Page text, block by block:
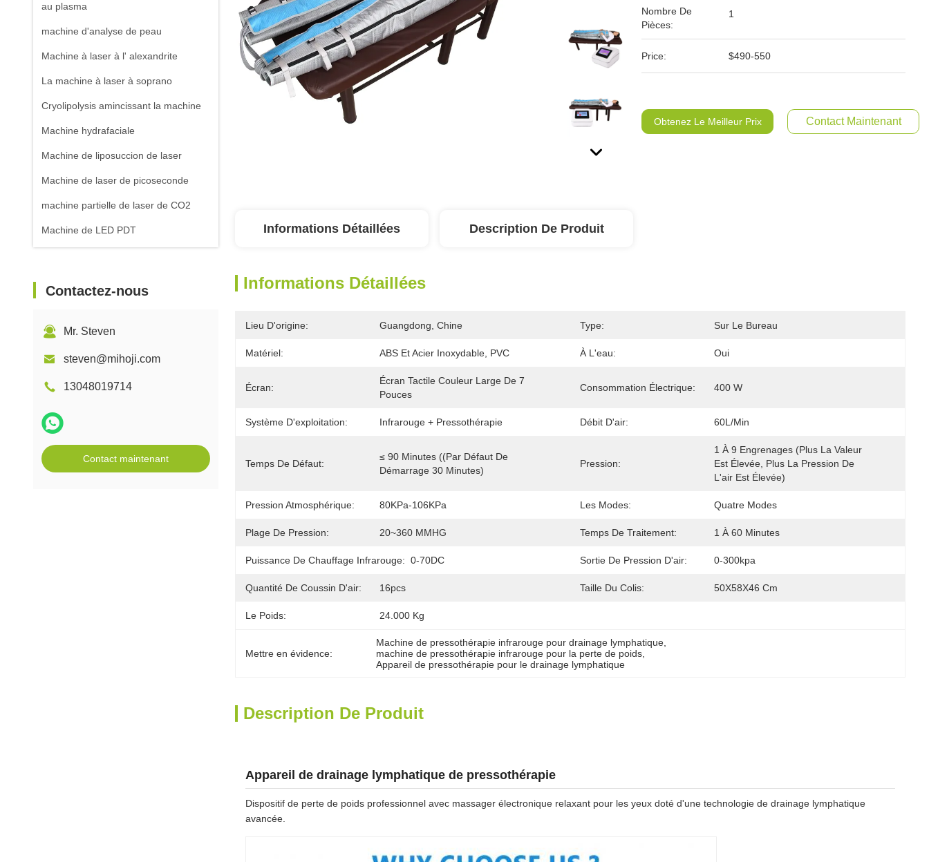
au plasma
machine d'analyse de peau
Machine à laser à l' alexandrite
La machine à laser à soprano
Cryolipolysis amincissant la machine
Machine hydrafaciale
Machine de liposuccion de laser
Machine de laser de picoseconde
machine partielle de laser de CO2
Machine de LED PDT
Contactez-nous
Mr. Steven
steven@mihoji.com
13048019714
Contact maintenant
Nombre De
Pièces:
1
Price: $490-550
Obtenez Le Meilleur Prix Contact Maintenant
Informations Détaillées Description De Produit
Informations Détaillées
Lieu D'origine: Guangdong, Chine Type: Sur Le Bureau
Matériel: ABS Et Acier Inoxydable, PVC À L'eau: Oui
Écran:
Écran Tactile Couleur Large De 7
Pouces
Consommation Électrique: 400 W
Système D'exploitation: Infrarouge + Pressothérapie Débit D'air: 60L/min
Temps De Défaut:
≤ 90 Minutes ((par Défaut De
Démarrage 30 Minutes)
Pression:
1 À 9 Engrenages (plus La Valeur
Est Élevée, Plus La Pression De
L'air Est Élevée)
Pression Atmosphérique: 80KPa-106KPa Les Modes: Quatre Modes
Plage De Pression: 20~360 MMHG Temps De Traitement: 1 À 60 Minutes
Puissance De Chauffage Infrarouge: 0-70DC Sortie De Pression D'air: 0-300kpa
Quantité De Coussin D'air: 16pcs Taille Du Colis: 50X58X46 Cm
Le Poids: 24.000 Kg
Mettre en évidence:
Machine de pressothérapie infrarouge pour drainage lymphatique,
machine de pressothérapie infrarouge pour la perte de poids,
Appareil de pressothérapie pour le drainage lymphatique
Description De Produit
Appareil de drainage lymphatique de pressothérapie
Dispositif de perte de poids professionnel avec massager électronique relaxant pour les yeux doté d'une technologie de drainage lymphatique
avancée.